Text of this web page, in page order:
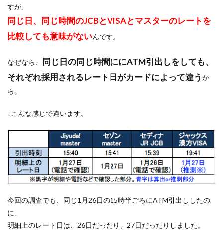
すが、
同じ日、同じ時間のJCBとVISAとマスターのレートを
比較しても意味がないんです。
なぜなら、
同じ日の同じ時間ににATM引出しをしても、
それぞれ採用されるレート日がカードによって違うか
ら。
↓こんな感じで違います。
今回の調査でも、同じ1月26日の15時半ごろにATM引出ししたの
に、
明細上のレート日は、26日だったり、27日だったりしました。